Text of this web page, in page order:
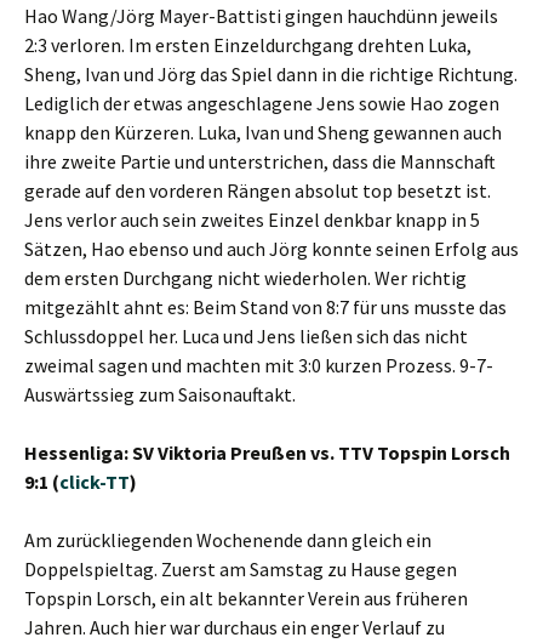
Hao Wang/Jörg Mayer-Battisti gingen hauchdünn jeweils
2:3 verloren. Im ersten Einzeldurchgang drehten Luka,
Sheng, Ivan und Jörg das Spiel dann in die richtige Richtung.
Lediglich der etwas angeschlagene Jens sowie Hao zogen
knapp den Kürzeren. Luka, Ivan und Sheng gewannen auch
ihre zweite Partie und unterstrichen, dass die Mannschaft
gerade auf den vorderen Rängen absolut top besetzt ist.
Jens verlor auch sein zweites Einzel denkbar knapp in 5
Sätzen, Hao ebenso und auch Jörg konnte seinen Erfolg aus
dem ersten Durchgang nicht wiederholen. Wer richtig
mitgezählt ahnt es: Beim Stand von 8:7 für uns musste das
Schlussdoppel her. Luca und Jens ließen sich das nicht
zweimal sagen und machten mit 3:0 kurzen Prozess. 9-7-
Auswärtssieg zum Saisonauftakt.
Hessenliga: SV Viktoria Preußen vs. TTV Topspin Lorsch
9:1 (click-TT)
Am zurückliegenden Wochenende dann gleich ein
Doppelspieltag. Zuerst am Samstag zu Hause gegen
Topspin Lorsch, ein alt bekannter Verein aus früheren
Jahren. Auch hier war durchaus ein enger Verlauf zu